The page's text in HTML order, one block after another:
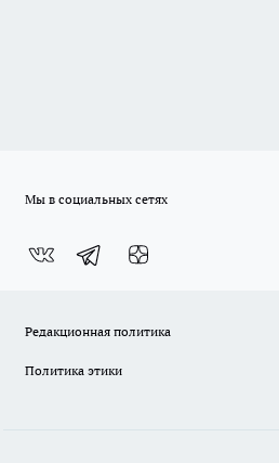
Мы в социальных сетях
Редакционная политика
Политика этики